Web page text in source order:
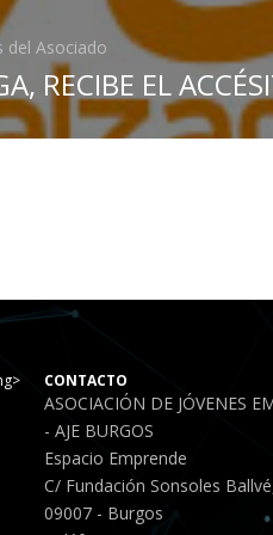
del Asociado
RECIBE EL
CONTACTO
ASOCIACIÓN DE JÓVENES
- AJE BURGOS
Espacio Emprende
C/ Fundación Sonsoles
09007 - Burgos